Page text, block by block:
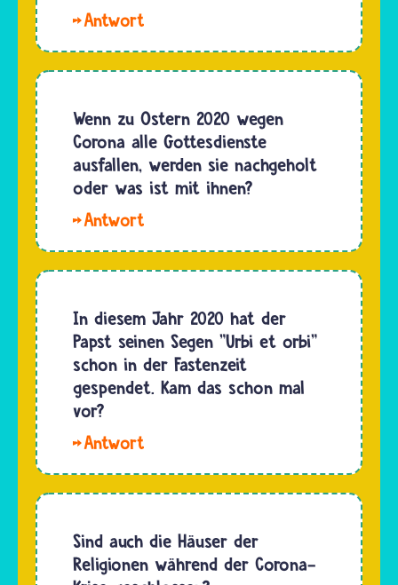
Corona-
gelten
Abstands-
und
andere
Aber
auch
damit
sich Feste
der
Religionen…
Wenn zu Ostern 2020 wegen
Corona alle Gottesdienste
ausfallen, werden sie nachgeholt
oder was ist mit ihnen?
Sophie.
Ostergottesdienste
finden
statt –
allerdings
in leeren
oder vor
Filmteams.
Sie
In diesem Jahr 2020 hat der
Papst seinen Segen "Urbi et orbi"
schon in der Fastenzeit
gespendet. Kam das schon mal
vor?
Sophie.
ist noch
nie
Sind auch die Häuser der
Religionen während der Corona-